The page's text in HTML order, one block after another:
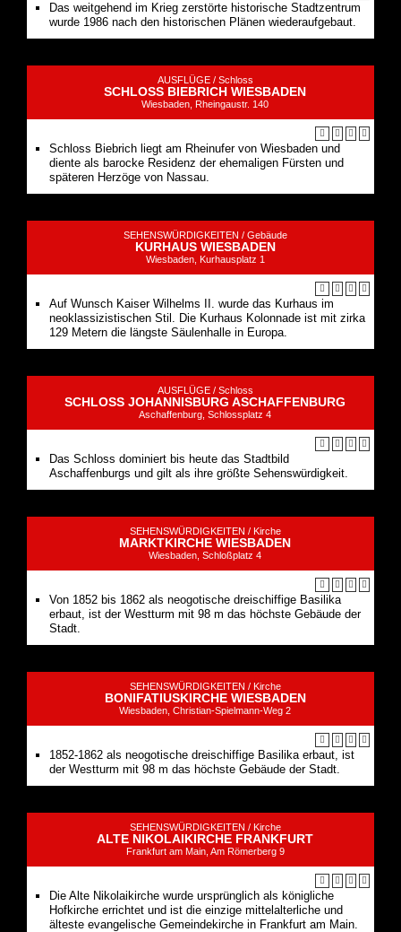
Das weitgehend im Krieg zerstörte historische Stadtzentrum
wurde 1986 nach den historischen Plänen wiederaufgebaut.
AUSFLÜGE / Schloss
SCHLOSS BIEBRICH WIESBADEN
Wiesbaden, Rheingaustr. 140
Schloss Biebrich liegt am Rheinufer von Wiesbaden und
diente als barocke Residenz der ehemaligen Fürsten und
späteren Herzöge von Nassau.
SEHENSWÜRDIGKEITEN / Gebäude
KURHAUS WIESBADEN
Wiesbaden, Kurhausplatz 1
Auf Wunsch Kaiser Wilhelms II. wurde das Kurhaus im
neoklassizistischen Stil. Die Kurhaus Kolonnade ist mit zirka
129 Metern die längste Säulenhalle in Europa.
AUSFLÜGE / Schloss
SCHLOSS JOHANNISBURG ASCHAFFENBURG
Aschaffenburg, Schlossplatz 4
Das Schloss dominiert bis heute das Stadtbild
Aschaffenburgs und gilt als ihre größte Sehenswürdigkeit.
SEHENSWÜRDIGKEITEN / Kirche
MARKTKIRCHE WIESBADEN
Wiesbaden, Schloßplatz 4
Von 1852 bis 1862 als neogotische dreischiffige Basilika
erbaut, ist der Westturm mit 98 m das höchste Gebäude der
Stadt.
SEHENSWÜRDIGKEITEN / Kirche
BONIFATIUSKIRCHE WIESBADEN
Wiesbaden, Christian-Spielmann-Weg 2
1852-1862 als neogotische dreischiffige Basilika erbaut, ist
der Westturm mit 98 m das höchste Gebäude der Stadt.
SEHENSWÜRDIGKEITEN / Kirche
ALTE NIKOLAIKIRCHE FRANKFURT
Frankfurt am Main, Am Römerberg 9
Die Alte Nikolaikirche wurde ursprünglich als königliche
Hofkirche errichtet und ist die einzige mittelalterliche und
älteste evangelische Gemeindekirche in Frankfurt am Main.